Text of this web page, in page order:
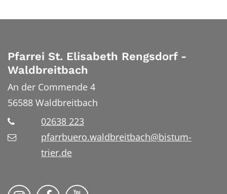
Pfarrei St. Elisabeth Rengsdorf -
Waldbreitbach
An der Commende 4
56588 Waldbreitbach
02638 223
pfarrbuero.waldbreitbach@bistum-
trier.de
Folge uns auf Instragram
Folge uns auf Facebook
Folge uns auf YouTube